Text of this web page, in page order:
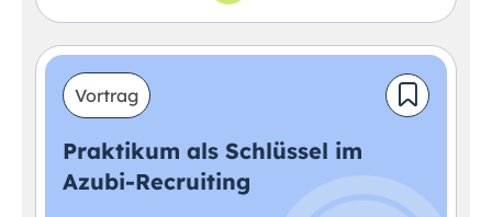
Vortrag
Praktikum als Schlüssel im
Azubi-Recruiting